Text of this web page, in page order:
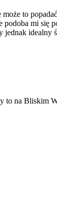
to
mi się
jednak idealny
to na Bliskim